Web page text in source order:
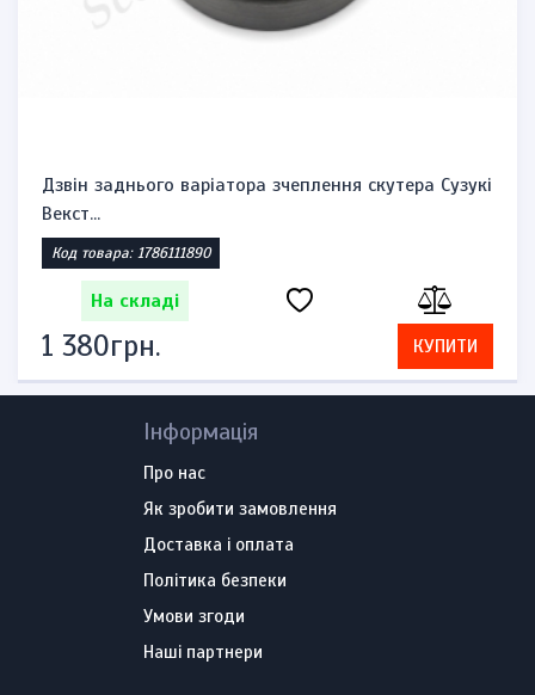
Дзвін заднього варіатора зчеплення скутера Сузукі
Векст...
Код товара: 1786111890
На складі
1 380грн. КУПИТИ
Інформація
Про нас
Як зробити замовлення
Доставка і оплата
Політика безпеки
Умови згоди
Наші партнери